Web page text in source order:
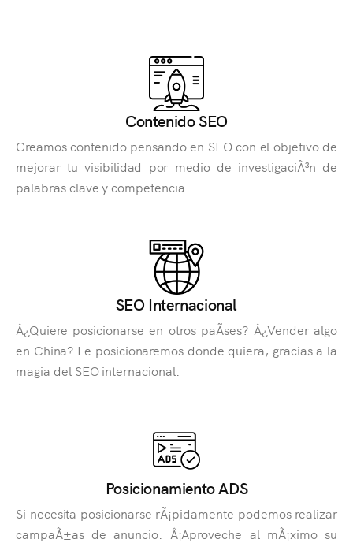
Contenido SEO
Creamos contenido pensando en SEO con el objetivo de
mejorar tu visibilidad por medio de investigaciÃ³n de
palabras clave y competencia.
SEO Internacional
Â¿Quiere posicionarse en otros paÃ­ses? Â¿Vender algo
en China? Le posicionaremos donde quiera, gracias a la
magia del SEO internacional.
Posicionamiento ADS
Si necesita posicionarse rÃ¡pidamente podemos realizar
campaÃ±as de anuncio. Â¡Aproveche al mÃ¡ximo su